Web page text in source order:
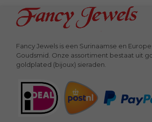
Fancy Jewels is een Surinaamse en
Goudsmid. Onze assortiment bestaat uit
goldplated (bijoux) sieraden.